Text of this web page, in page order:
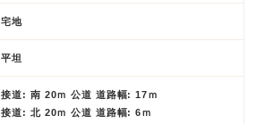
宅地
平坦
接道: 南 20ｍ 公道 道路幅: 17ｍ
接道: 北 20ｍ 公道 道路幅: 6ｍ